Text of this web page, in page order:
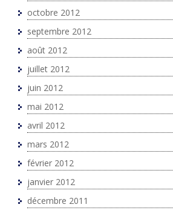
octobre 2012
septembre 2012
août 2012
juillet 2012
juin 2012
mai 2012
avril 2012
mars 2012
février 2012
janvier 2012
décembre 2011